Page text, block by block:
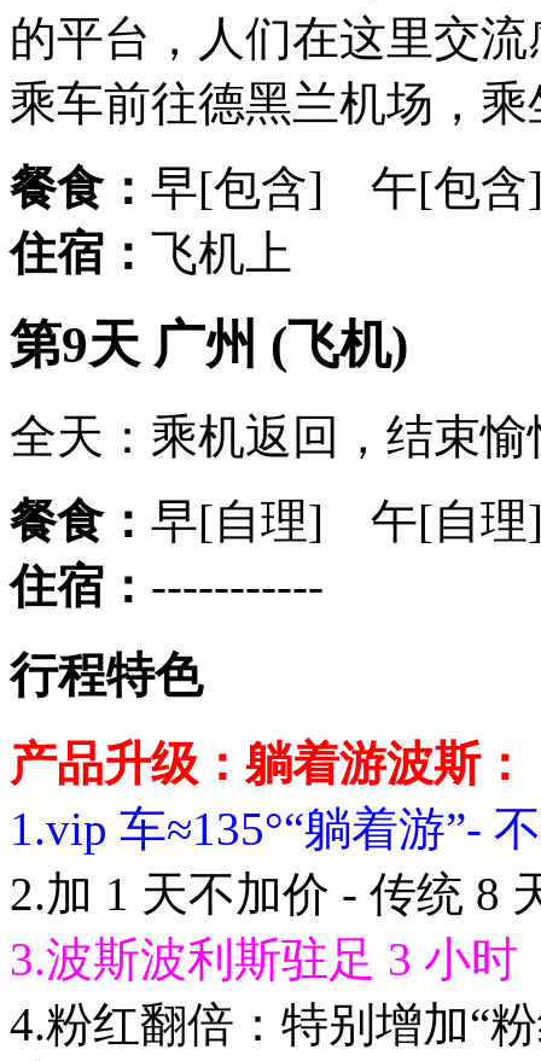
的平台，人们在这里交
乘车前往德黑兰机场，
餐食： 早[包含] 午[包
住宿： 飞机上
第9天 广州 (飞机)
全天：乘机返回，结束
餐食： 早[自理] 午[自
住宿： -----------
行程特色
产品升级：躺着游波斯：
1.vip 车≈135°“躺着游”-
2.加 1 天不加价 - 传统 8
3.波斯波利斯驻足 3 小时
4.粉红翻倍：特别增加“